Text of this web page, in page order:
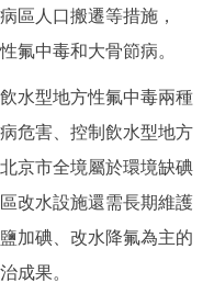
區人口搬遷等措施，
氟中毒和大骨節病。
型地方性氟中毒兩種
危害、控制飲水型地方
京市全境屬於環境缺碘
改水設施還需長期維護
加碘、改水降氟為主的
成果。